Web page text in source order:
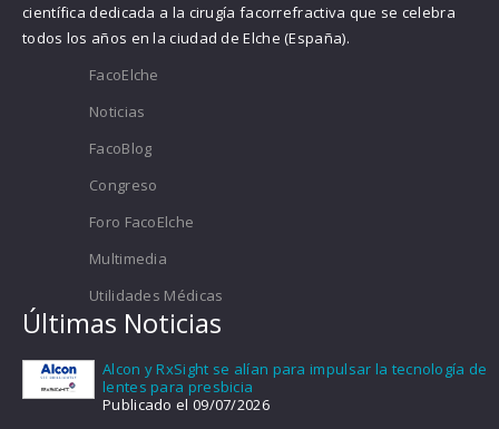
científica dedicada a la cirugía facorrefractiva que se celebra
todos los años en la ciudad de Elche (España).
FacoElche
Noticias
FacoBlog
Congreso
Foro FacoElche
Multimedia
Utilidades Médicas
Últimas Noticias
Alcon y RxSight se alían para impulsar la tecnología de
lentes para presbicia
Publicado el 09/07/2026